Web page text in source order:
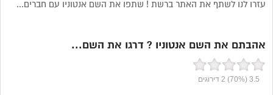
עזרו לנו לשתף את האתר ברשת ! שתפו את השם אנטוניו עם חברים...
אהבתם את השם אנטוניו ? דרגו את השם...
3.5
(70%)
2 דירוגים